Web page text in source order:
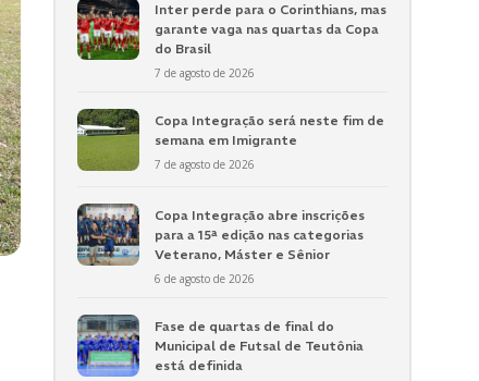
Inter perde para o Corinthians, mas
garante vaga nas quartas da Copa
do Brasil
7 de agosto de 2026
Copa Integração será neste fim de
semana em Imigrante
7 de agosto de 2026
Copa Integração abre inscrições
para a 15ª edição nas categorias
Veterano, Máster e Sênior
6 de agosto de 2026
Fase de quartas de final do
Municipal de Futsal de Teutônia
está definida